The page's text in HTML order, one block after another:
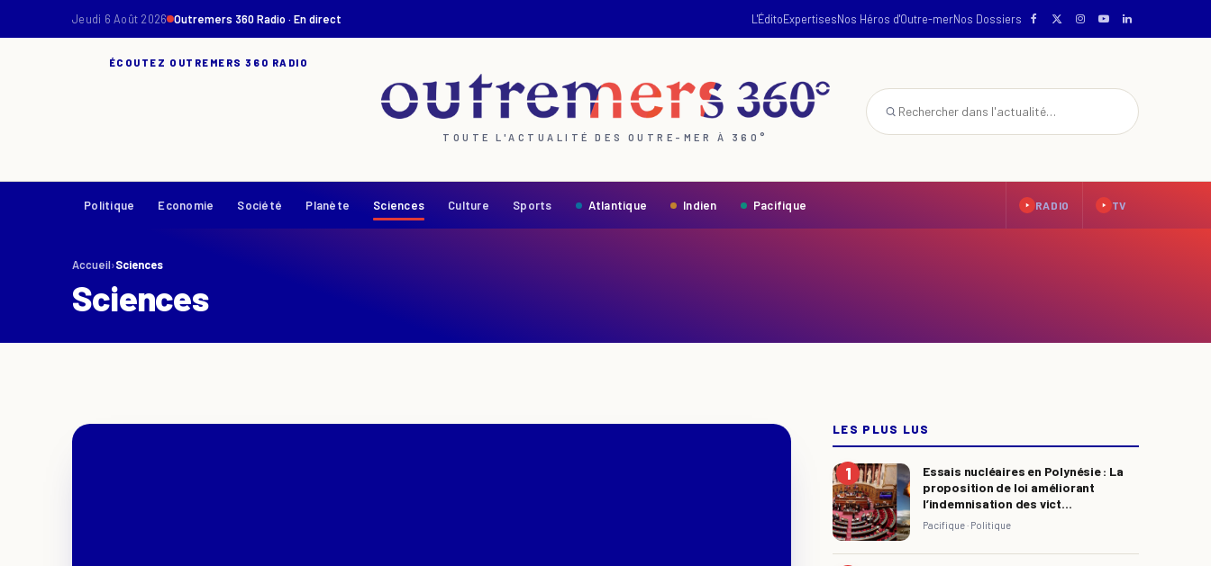
Jeudi 6 Août 2026 Outremers 360 Radio · En direct L'ÉditoExpertisesNos Héros d'Outre-merNos Dossiers
ÉCOUTEZ OUTREMERS 360 RADIO
TOUTE L'ACTUALITÉ DES OUTRE-MER À 360°
Politique Economie Société Planète Sciences Culture Sports Atlantique Indien Pacifique RADIO TV
Accueil›Sciences
Sciences
LES PLUS LUS
Essais nucléaires en Polynésie : La
proposition de loi améliorant
l’indemnisation des vict...
Pacifique · Politique